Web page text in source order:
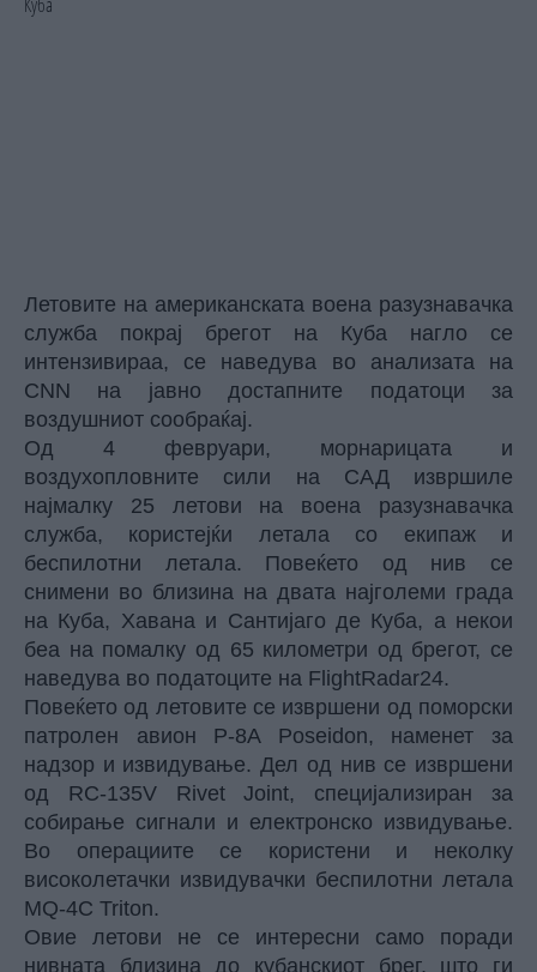
Летовите на американската воена разузнавачка
служба покрај брегот на Куба нагло се
интензивираа, се наведува во анализата на
CNN на јавно достапните податоци за
воздушниот сообраќај.
Од 4 февруари, морнарицата и
воздухопловните сили на САД извршиле
најмалку 25 летови на воена разузнавачка
служба, користејќи летала со екипаж и
беспилотни летала. Повеќето од нив се
снимени во близина на двата најголеми града
на Куба, Хавана и Сантијаго де Куба, а некои
беа на помалку од 65 километри од брегот, се
наведува во податоците на FlightRadar24.
Повеќето од летовите се извршени од поморски
патролен авион P-8A Poseidon, наменет за
надзор и извидување. Дел од нив се извршени
од RC-135V Rivet Joint, специјализиран за
собирање сигнали и електронско извидување.
Во операциите се користени и неколку
високолетачки извидувачки беспилотни летала
MQ-4C Triton.
Овие летови не се интересни само поради
нивната близина до кубанскиот брег, што ги